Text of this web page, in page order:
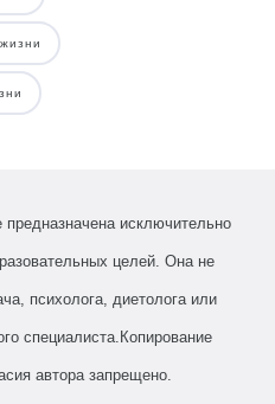
исключительно
целей. Она не
психолога, диетолога или
специалиста.Копирование
автора запрещено.